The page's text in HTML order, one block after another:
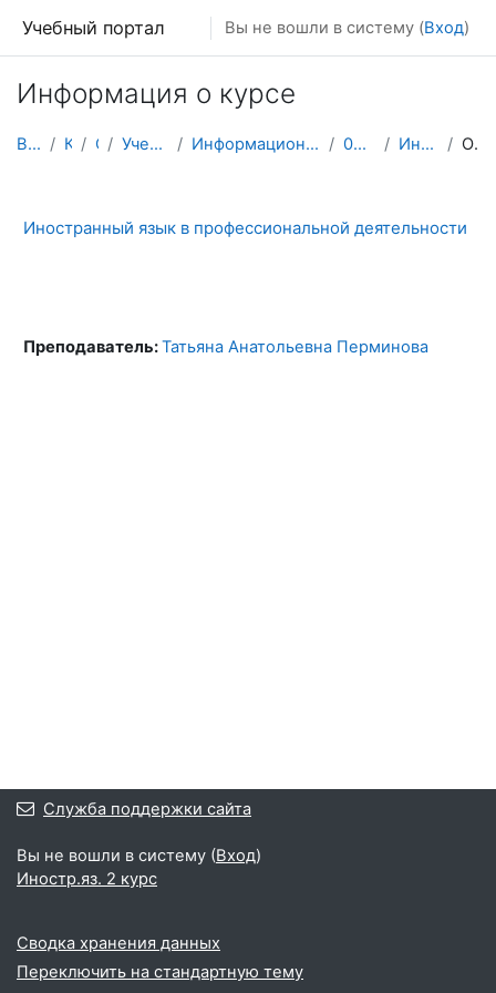
Учебный портал Вы не вошли в систему (Вход)
Информация о курсе
В начало Курсы СПО Учебный корпус №5 Информационные системы и программирование 09.02.07 2 курс Иностр.яз. 2 курс Описание
Иностранный язык в профессиональной деятельности
Преподаватель:Татьяна Анатольевна Перминова
Служба поддержки сайта
Вы не вошли в систему (Вход)
Иностр.яз. 2 курс
Сводка хранения данных
Переключить на стандартную тему